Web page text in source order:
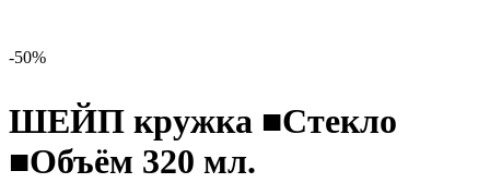
-50%
ШЕЙП кружка ■Стекло
■Объём 320 мл.